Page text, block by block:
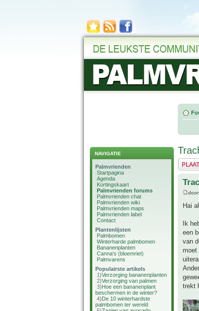
NAVIGATIE
Palmvrienden
Startpagina
Agenda
Kortingskaart
Palmvrienden forums
Palmvrienden chat
Palmvrienden wiki
Palmvrienden maps
Palmvrienden label
Contact
Plantenlijsten
Palmbomen
Winterharde palmbomen
Bananenplanten
Canna's (bloemriet)
Palmvarens
Populairste artikels
1)Verzorging bananenplanten
2)Verzorging van palmen
3)Hoe een bananenplant
beschermen in de winter?
4)De 10 winterhardste
palmbomen ter wereld
Plaats
door
Hai
Ik
een
van
moet
trekt